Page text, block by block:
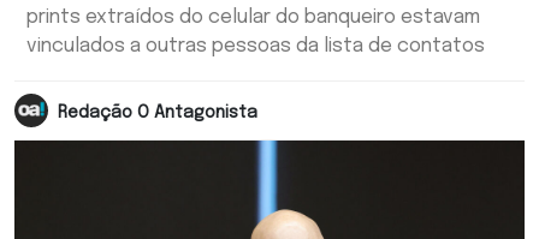
prints extraídos do celular do banqueiro estavam
vinculados a outras pessoas da lista de contatos
Redação O Antagonista